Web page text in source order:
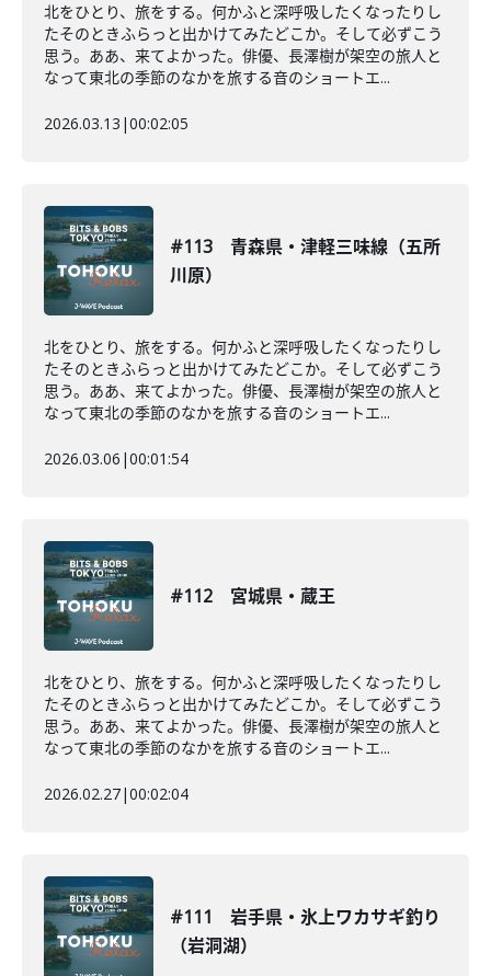
北をひとり、旅をする。何かふと深呼吸したくなったりし
たそのときふらっと出かけてみたどこか。そして必ずこう
思う。ああ、来てよかった。俳優、長澤樹が架空の旅人と
なって東北の季節のなかを旅する音のショートエ...
2026.03.13 |00:02:05
#113 青森県・津軽三味線（五所
川原）
北をひとり、旅をする。何かふと深呼吸したくなったりし
たそのときふらっと出かけてみたどこか。そして必ずこう
思う。ああ、来てよかった。俳優、長澤樹が架空の旅人と
なって東北の季節のなかを旅する音のショートエ...
2026.03.06 |00:01:54
#112 宮城県・蔵王
北をひとり、旅をする。何かふと深呼吸したくなったりし
たそのときふらっと出かけてみたどこか。そして必ずこう
思う。ああ、来てよかった。俳優、長澤樹が架空の旅人と
なって東北の季節のなかを旅する音のショートエ...
2026.02.27|00:02:04
#111 岩手県・氷上ワカサギ釣り
（岩洞湖）